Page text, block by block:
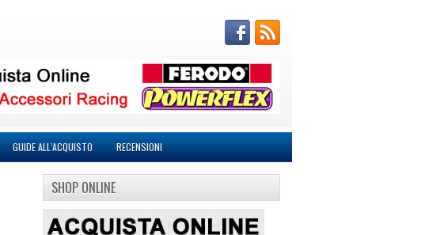
GUIDE ALL’ACQUISTO RECENSIONI
SHOP ONLINE